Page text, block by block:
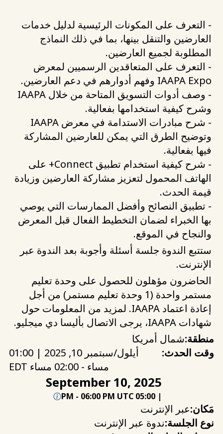
- التعرف على المكونات الرئيسية لدليل خدمات
العارضين والتنقل بينها، بما في ذلك النماذج
المطلوبة لجميع العارضين.
- التعرف على المتعاقدين الرسميين لمعرض
IAAPA Expo وفهم أدوارهم في دعم العارضين.
- وصف أدوات التسويق المتاحة من خلال IAAPA
وشرح كيفية استخدامها بفعالية.
- شرح مبادرات الاستدامة في معرض IAAPA
وتوضيح الطرق التي يمكن للعارضين المشاركة
فيها بفعالية.
- شرح كيفية استخدام تطبيق Connect+ على
الهاتف المحمول لتعزيز مشاركة العارضين وزيادة
قيمة الحدث.
- تطبيق النصائح وأفضل الممارسات التي يوصي
بها الخبراء لضمان التخطيط الفعال قبل المعرض
والنجاح في الموقع.
ستتبع الندوة جلسة أسئلة وأجوبة بعد الندوة عبر
الإنترنت.
الحاضرون مؤهلون للحصول على وحدة تعليم
مستمر واحدة (1 وحدة تعليم مستمر) من أجل
إعادة اعتماد IAAPA. لمزيد من المعلومات حول
شهادات IAAPA، يرجى الاتصال بأليسا دي ميجليو.
منطقة:شمال أمريكا
وقت الحدث:
أيلول/سبتمبر 10, 2025 | 01:00
مساء - 02:00 مساء EDT
September 10, 2025
|
05:00 PM
- 06:00 PM UTC
مَكان:عبر الإنترنت
نوع الجلسة:ندوة عبر الإنترنت